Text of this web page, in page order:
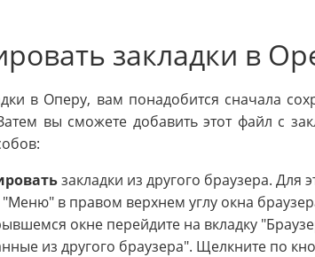
закладки в
в Оперу, вам понадобится сначала
вы сможете добавить этот файл с
закладки из другого браузера. Для
в правом верхнем углу окна
окне перейдите на вкладку
из другого браузера". Щелкните по